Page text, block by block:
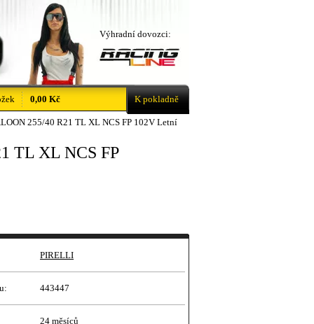
255/40 R21 TL XL NCS FP 102V Letní
TL XL NCS FP
PIRELLI
443447
24 měsíců
Výhradní dovozci:
0,00 Kč K pokladně